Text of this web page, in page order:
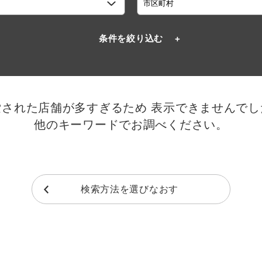
条件を絞り込む
れた店舗が多すぎるため 表示できませんで
他のキーワードでお調べください。
検索方法を選びなおす